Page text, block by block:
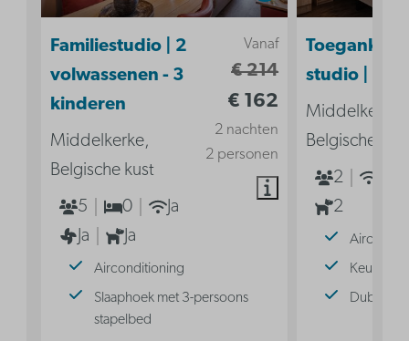
Vanaf
€ 214
€ 162
2 nachten
2 personen
Familiestudio | 2
volwassenen - 3
kinderen
Middelkerke,
Belgische kust
5
0
Ja
Ja
Ja
Airconditioning
Slaaphoek met 3-persoons
stapelbed
studio | 2p
Middelkerke,
Belgische
2
2
Keuken
Dubbel